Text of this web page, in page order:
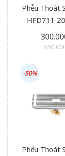
Phễu Thoát
HFD711
Phễu Thoát
-50%